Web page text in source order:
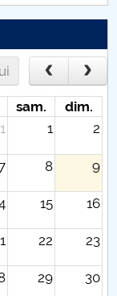
sam.
dim.
1 2
8 9
15 16
22 23
29 30